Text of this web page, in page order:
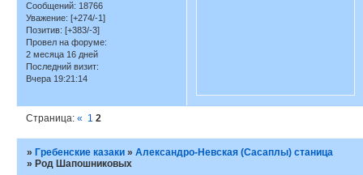
Сообщений: 18766
Уважение: [+274/-1]
Позитив: [+383/-3]
Провел на форуме:
2 месяца 16 дней
Последний визит:
Вчера 19:21:14
Страница:« 1 2
»Гребенские казаки »Александро-Невская (Сасаплы) станица
»Род Шапошниковых